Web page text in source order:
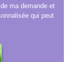
ma demande et
qui peut